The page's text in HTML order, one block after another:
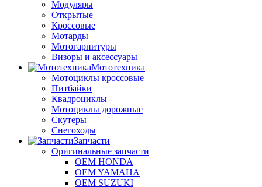
Модуляры
Открытые
Кроссовые
Мотарды
Мотогарнитуры
Визоры и аксессуары
Мототехника
Мотоциклы кроссовые
Питбайки
Квадроциклы
Мотоциклы дорожные
Скутеры
Снегоходы
Запчасти
Оригинальные запчасти
OEM HONDA
OEM YAMAHA
OEM SUZUKI